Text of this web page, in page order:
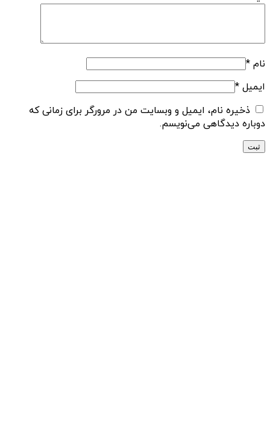
نام *
ایمیل *
ذخیره نام، ایمیل و وبسایت من در مرورگر برای زمانی که
دوباره دیدگاهی می‌نویسم.